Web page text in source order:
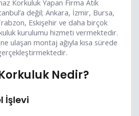
Korkuluk Yapan Firma Atik
değil; Ankara, İzmir, Bursa,
Eskişehir ve daha birçok
kurulumu hizmeti vermektedir.
ulaşan montaj ağıyla kısa sürede
Nedir?
İşlevi